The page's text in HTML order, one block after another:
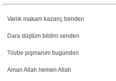
Varlık makam kazanç benden
Dara düştüm bildim senden
Tövbe pişmanım bugünden
Aman Allah hemen Allah